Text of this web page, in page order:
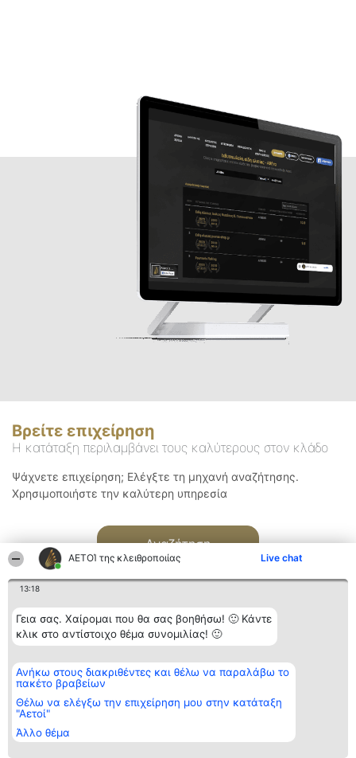
ΑΕΤΟΊ της κλειθροποιίας Live chat
13:18
Γεια σας. Χαίρομαι που θα σας βοηθήσω! 🙂 Κάντε
κλικ στο αντίστοιχο θέμα συνομιλίας! 🙂
Ανήκω στους διακριθέντες και θέλω να παραλάβω το
πακέτο βραβείων
Θέλω να ελέγξω την επιχείρηση μου στην κατάταξη
"Αετοί"
Άλλο θέμα
Βρείτε επιχείρηση
Η κατάταξη περιλαμβάνει τους καλύτερους στον κλάδο
Ψάχνετε επιχείρηση; Ελέγξτε τη μηχανή αναζήτησης.
Χρησιμοποιήστε την καλύτερη υπηρεσία
Αναζήτηση
Διοργανωτής της
κατάταξης
BEAUTIFUL COMPANY
ΤΗΛ. ΕΠΙΚΟΙΝΩΝΙΑΣ:
2104128019
email:
aetoi@beautifulcompany.co
Κατάταξη
Διακριθέντες
των
διακριθέντων
προϋποθέσεις
Επικοινωνία
Επικοινωνία